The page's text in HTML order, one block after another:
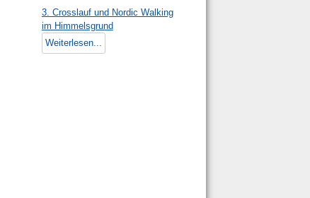
3. Crosslauf und Nordic Walking
im Himmelsgrund
Weiterlesen...